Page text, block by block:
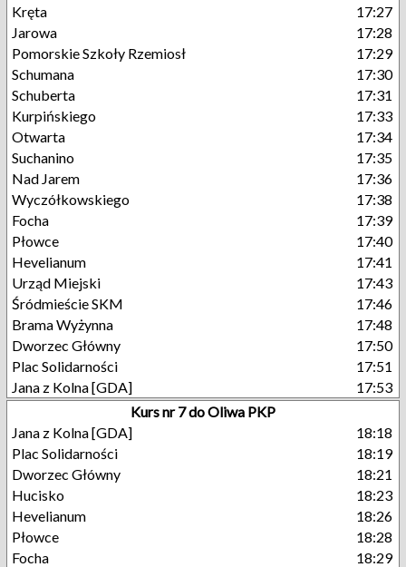
Kręta
17:27
Jarowa
17:28
Pomorskie Szkoły Rzemiosł
17:29
Schumana
17:30
Schuberta
17:31
Kurpińskiego
17:33
Otwarta
17:34
Suchanino
17:35
Nad Jarem
17:36
Wyczółkowskiego
17:38
Focha
17:39
Płowce
17:40
Hevelianum
17:41
Urząd Miejski
17:43
Śródmieście SKM
17:46
Brama Wyżynna
17:48
Dworzec Główny
17:50
Plac Solidarności
17:51
Jana z Kolna [GDA]
17:53
Kurs nr 7 do Oliwa PKP
Jana z Kolna [GDA]
18:18
Plac Solidarności
18:19
Dworzec Główny
18:21
Hucisko
18:23
Hevelianum
18:26
Płowce
18:28
Focha
18:29